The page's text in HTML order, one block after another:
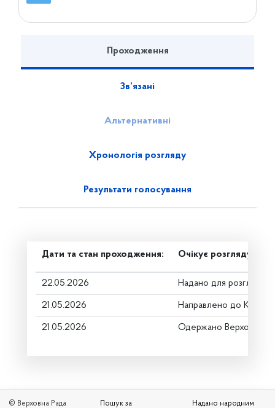
Проходження
Зв’язані
Альтернативні
Хронологія розгляду
Результати голосування
Дати та стан проходження: Очікує розгляду
22.05.2026 Надано для розгляду
21.05.2026 Направлено до
21.05.2026 Одержано Верховною
© Верховна Рада Пошук за Надано народним